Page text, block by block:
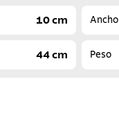
10 cm Ancho
44 cm Peso